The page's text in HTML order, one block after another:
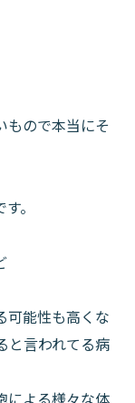
もので本当にそ
。
可能性も高くな
と言われてる病
による様々な体